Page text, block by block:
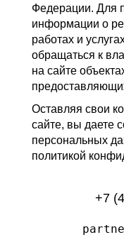
Федерации. Для
информации о
работах и
обращаться к
на сайте
Оставляя свои
сайте, вы даете
персональных
политикой
+7